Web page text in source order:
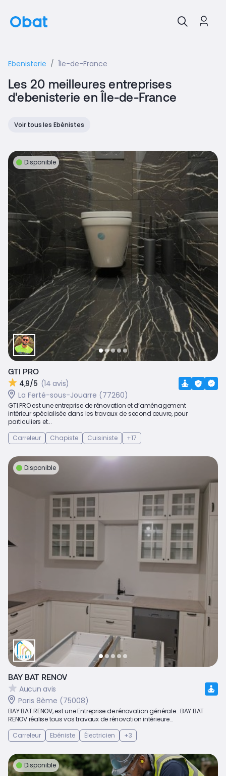
Ebenisterie Île-de-France
Les 20 meilleures entreprises
d'ebenisterie en Île-de-France
Voir tous les Ebénistes
Disponible
GTI PRO
4,9/5 (14 avis)
La Ferté-sous-Jouarre (77260)
GTI PRO est une entreprise de rénovation et d’aménagement
intérieur spécialisée dans les travaux de second œuvre, pour
particuliers et...
Carreleur
Chapiste Cuisiniste +17
Disponible
BAY BAT RENOV
Aucun avis
Paris 8ème (75008)
BAY BAT RENOV, est une Entreprise de rénovation générale . BAY BAT
RENOV réalise tous vos travaux de rénovation intérieure...
Carreleur
Ebéniste Électricien +3
Disponible